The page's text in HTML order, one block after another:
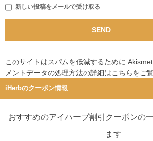
新しい投稿をメールで受け取る
このサイトはスパムを低減するために Akismet
メントデータの処理方法の詳細はこちらをご
iHerbのクーポン情報
おすすめのアイハーブ割引クーポンの
ます